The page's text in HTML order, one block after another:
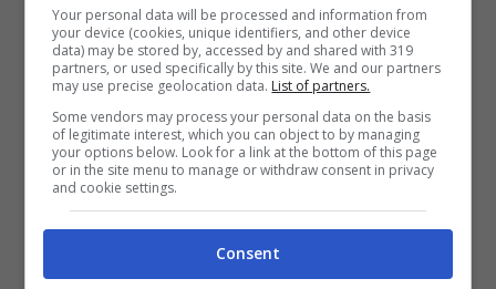
vita. Sto già programmando il prossimo!”
-> TI POTREBBE INTERESSARE ANCHE:
Claudio Sona e Mario Serpa si sono
Your personal data will be processed and information from
your device (cookies, unique identifiers, and other device
data) may be stored by, accessed by and shared with 319
partners, or used specifically by this site. We and our partners
may use precise geolocation data. List of partners.
Some vendors may process your personal data on the basis
of legitimate interest, which you can object to by managing
your options below. Look for a link at the bottom of this page
or in the site menu to manage or withdraw consent in privacy
and cookie settings.
Consent